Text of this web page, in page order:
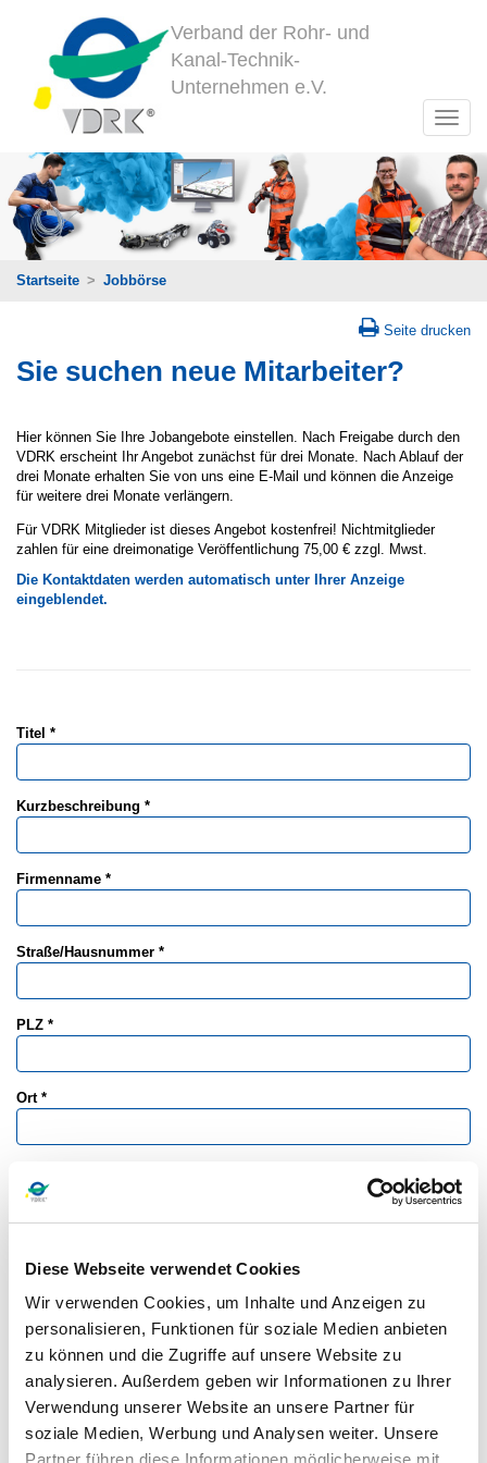
Diese Webseite verwendet Cookies
Wir verwenden Cookies, um Inhalte und Anzeigen zu
personalisieren, Funktionen für soziale Medien anbieten
zu können und die Zugriffe auf unsere Website zu
analysieren. Außerdem geben wir Informationen zu Ihrer
Verwendung unserer Website an unsere Partner für
soziale Medien, Werbung und Analysen weiter. Unsere
Partner führen diese Informationen möglicherweise mit
Verband der Rohr- und
Kanal-Technik-
Unternehmen e.V.
Startseite > Jobbörse
Seite drucken
Sie suchen neue Mitarbeiter?
Hier können Sie Ihre Jobangebote einstellen. Nach Freigabe durch den
VDRK erscheint Ihr Angebot zunächst für drei Monate. Nach Ablauf der
drei Monate erhalten Sie von uns eine E-Mail und können die Anzeige
für weitere drei Monate verlängern.
Für VDRK Mitglieder ist dieses Angebot kostenfrei! Nichtmitglieder
zahlen für eine dreimonatige Veröffentlichung 75,00 € zzgl. Mwst.
Die Kontaktdaten werden automatisch unter Ihrer Anzeige
eingeblendet.
Titel *
Kurzbeschreibung *
Firmenname *
Straße/Hausnummer *
PLZ *
Ort *
Absatz